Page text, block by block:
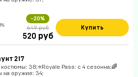
-20%
649 руб
520 руб
Купить
217
костюмы: 38;⭐️Royale Pass: с 4 сезонна;🌈
на оружие: 34;